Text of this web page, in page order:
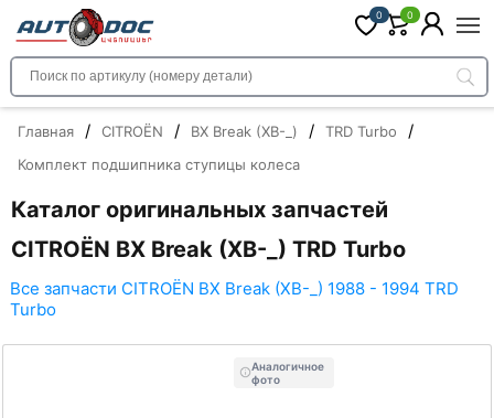
0 0
Главная / CITROËN / BX Break (XB-_) / TRD Turbo /
Комплект подшипника ступицы колеса
Каталог оригинальных запчастей
CITROËN BX Break (XB-_) TRD Turbo
Все запчасти CITROËN BX Break (XB-_) 1988 - 1994 TRD
Turbo
Аналогичное
фото